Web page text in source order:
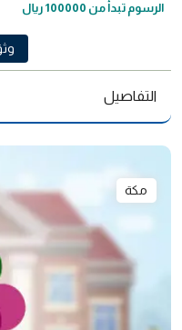
الرسوم تبدأ من 100000 ريال
التفاصيل
مكة